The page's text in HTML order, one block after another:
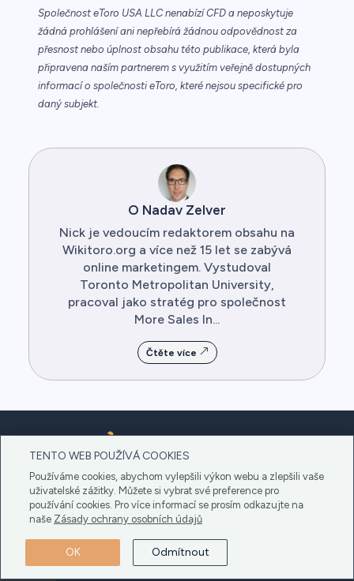
Společnost eToro USA LLC nenabízí CFD a neposkytuje
žádná prohlášení ani nepřebírá žádnou odpovědnost za
přesnost nebo úplnost obsahu této publikace, která byla
připravena naším partnerem s využitím veřejně dostupných
informací o společnosti eToro, které nejsou specifické pro
daný subjekt.
O Nadav Zelver
Nick je vedoucím redaktorem obsahu na
Wikitoro.org a více než 15 let se zabývá
online marketingem. Vystudoval
Toronto Metropolitan University,
pracoval jako stratég pro společnost
More Sales In...
Čtěte více
TENTO WEB POUŽÍVÁ COOKIES
Používáme cookies, abychom vylepšili výkon webu a zlepšili vaše
uživatelské zážitky. Můžete si vybrat své preference pro
používání cookies. Pro více informací se prosím odkazujte na
naše Zásady ochrany osobních údajů
OK Odmítnout
Vítejte na Wikitoro, vašem průvodci pro ovládnutí
eToro od začátku do konce. Náš zkušený tým
specialistů poskytuje podrobné analýzy.